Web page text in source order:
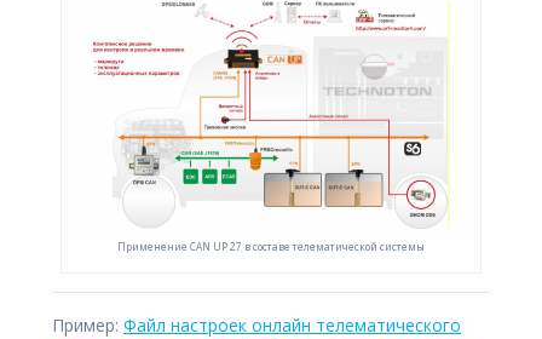
Применение CAN UP 27 в составе телематической системы
Пример: Файл настроек онлайн телематического